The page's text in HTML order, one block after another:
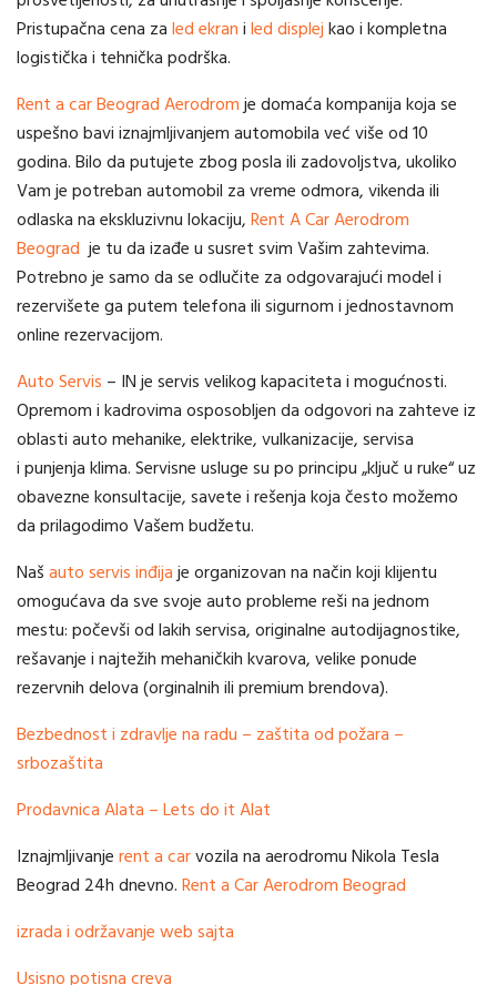
Pristupačna cena zaled ekraniled displejkao i kompletna
logistička i tehnička podrška.
Rent a car Beograd Aerodromje domaća kompanija koja se
uspešno bavi iznajmljivanjem automobila već više od 10
godina. Bilo da putujete zbog posla ili zadovoljstva, ukoliko
Vam je potreban automobil za vreme odmora, vikenda ili
odlaska na ekskluzivnu lokaciju,Rent A Car Aerodrom
Beograd je tu da izađe u susret svim Vašim zahtevima.
Potrebno je samo da se odlučite za odgovarajući model i
rezervišete ga putem telefona ili sigurnom i jednostavnom
online rezervacijom.
Auto Servis – IN je servis velikog kapaciteta i mogućnosti.
Opremom i kadrovima osposobljen da odgovori na zahteve iz
oblasti auto mehanike, elektrike, vulkanizacije, servisa
i punjenja klima. Servisne usluge su po principu „ključ u ruke“ uz
obavezne konsultacije, savete i rešenja koja često možemo
da prilagodimo Vašem budžetu.
Našauto servis inđijaje organizovan na način koji klijentu
omogućava da sve svoje auto probleme reši na jednom
mestu: počevši od lakih servisa, originalne autodijagnostike,
rešavanje i najtežih mehaničkih kvarova, velike ponude
rezervnih delova (orginalnih ili premium brendova).
Bezbednost i zdravlje na radu – zaštita od požara –
srbozaštita
Prodavnica Alata – Lets do it Alat
Iznajmljivanjerent a carvozila na aerodromu Nikola Tesla
Beograd 24h dnevno.Rent a Car Aerodrom Beograd
izrada i održavanje web sajta
Usisno potisna creva